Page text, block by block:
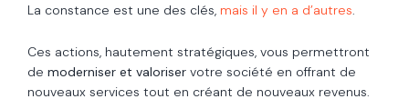
La constance est une des clés, mais il y en a d’autres
Ces actions, hautement stratégiques, vous permettront
de moderniser et valoriser votre société en offrant de
nouveaux services tout en créant de nouveaux revenus.